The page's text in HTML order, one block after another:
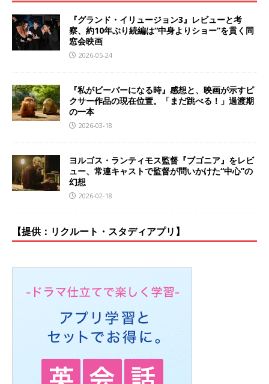
『グランド・イリュージョン3』レビューと考
察、約10年ぶり続編は“中身よりショー”を貫く同
窓会映画
2026-05-24
『私がビーバーになる時』感想と、映画が示すピ
クサー作品の現在位置。「まだ跳べる！」過渡期
の一本
2026-03-18
ヨルゴス・ランティモス監督『ブゴニア』をレビ
ュー、常連キャストで監督が問いかけた“中心”の
幻想
2026-02-18
【提供：リクルート・スタディアプリ】